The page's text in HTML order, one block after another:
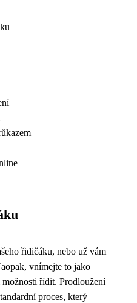
řidičáku, nebo už vám
vnímejte to jako
možnosti řídit. Prodloužení
proces, který